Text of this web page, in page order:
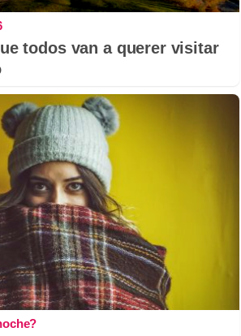
todos van a querer visitar